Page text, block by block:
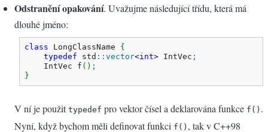
Odstranění opakování. Uvažujme následující třídu, která má
dlouhé jméno:
class LongClassName {
typedef std :: vector<int> IntVec ;
    IntVec f
( ) ;
}
V ní je použit typedef pro vektor čísel a deklarována funkce f() .
Nyní, když bychom měli definovat funkci f() , tak v C++98